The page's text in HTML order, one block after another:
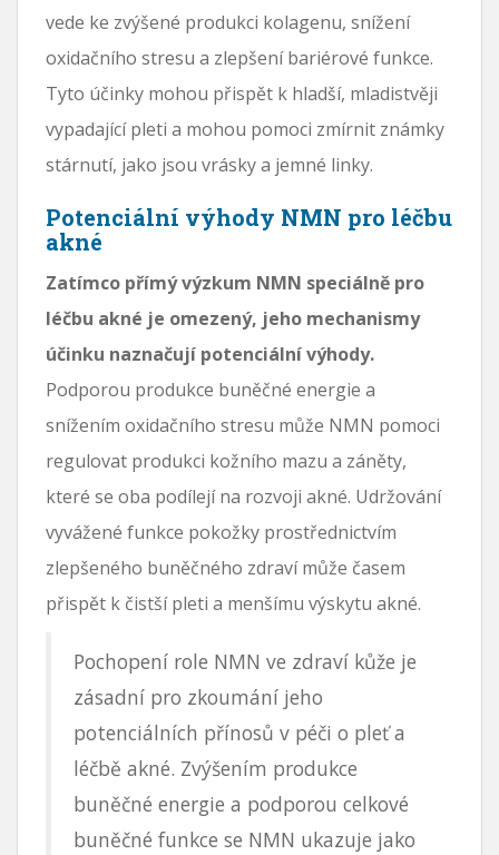
vede ke zvýšené produkci kolagenu, snížení
oxidačního stresu a zlepšení bariérové ​​funkce.
Tyto účinky mohou přispět k hladší, mladistvěji
vypadající pleti a mohou pomoci zmírnit známky
stárnutí, jako jsou vrásky a jemné linky.
Potenciální výhody NMN pro léčbu
akné
Zatímco přímý výzkum NMN speciálně pro
léčbu akné je omezený, jeho mechanismy
účinku naznačují potenciální výhody.
Podporou produkce buněčné energie a
snížením oxidačního stresu může NMN pomoci
regulovat produkci kožního mazu a záněty,
které se oba podílejí na rozvoji akné. Udržování
vyvážené funkce pokožky prostřednictvím
zlepšeného buněčného zdraví může časem
přispět k čistší pleti a menšímu výskytu akné.
Pochopení role NMN ve zdraví kůže je
zásadní pro zkoumání jeho
potenciálních přínosů v péči o pleť a
léčbě akné. Zvýšením produkce
buněčné energie a podporou celkové
buněčné funkce se NMN ukazuje jako